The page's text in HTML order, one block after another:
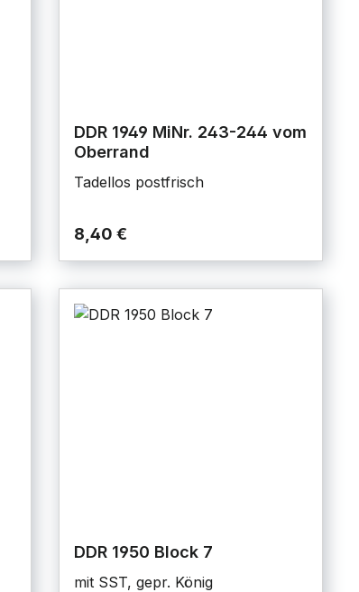
DDR 1949 MiNr. 243-244 vom
Oberrand
Tadellos postfrisch
8,40 €
DDR 1950 Block 7
mit SST, gepr. König